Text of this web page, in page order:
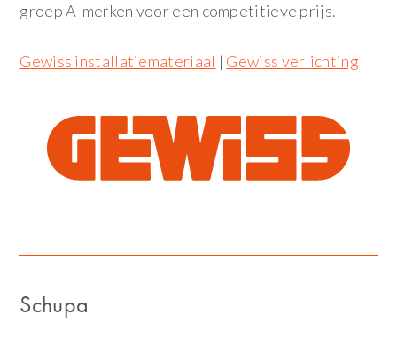
groep A-merken voor een competitieve prijs.
Gewiss installatiemateriaal | Gewiss verlichting
Schupa